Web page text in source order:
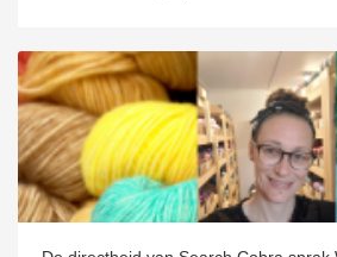
de
Hierdoor
website-